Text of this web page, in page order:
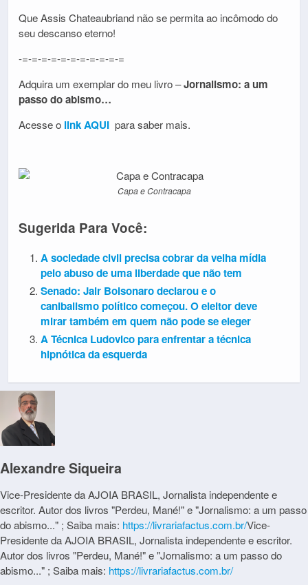
Que Assis Chateaubriand não se permita ao incômodo do
seu descanso eterno!
-=-=-=-=-=-=-=-=-=-=-=
Adquira um exemplar do meu livro –Jornalismo: a um
passo do abismo…
Acesse o link AQUI para saber mais.
Capa e Contracapa
Sugerida Para Você:
A sociedade civil precisa cobrar da velha mídia
pelo abuso de uma liberdade que não tem
Senado: Jair Bolsonaro declarou e o
canibalismo político começou. O eleitor deve
mirar também em quem não pode se eleger
A Técnica Ludovico para enfrentar a técnica
hipnótica da esquerda
Alexandre Siqueira
Vice-Presidente da AJOIA BRASIL, Jornalista independente e
escritor. Autor dos livros "Perdeu, Mané!" e "Jornalismo: a um passo
do abismo..." ; Saiba mais: https://livrariafactus.com.br/Vice-
Presidente da AJOIA BRASIL, Jornalista independente e escritor.
Autor dos livros "Perdeu, Mané!" e "Jornalismo: a um passo do
abismo..." ; Saiba mais: https://livrariafactus.com.br/